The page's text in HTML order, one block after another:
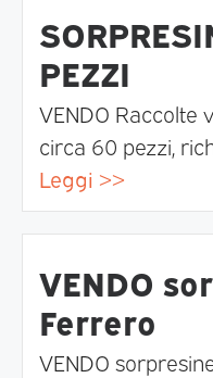
PEZZI
VENDO Raccolte
circa 60 pezzi,
Leggi >>
VENDO
Ferrero
VENDO